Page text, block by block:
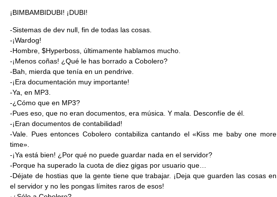
¡BIMBAMBIDUBI! ¡DUBI!
-Sistemas de dev null, fin de todas las cosas.
-¡Wardog!
-Hombre, $Hyperboss, últimamente hablamos mucho.
-¡Menos coñas! ¿Qué le has borrado a Cobolero?
-Bah, mierda que tenía en un pendrive.
-¡Era documentación muy importante!
-Ya, en MP3.
-¿Cómo que en MP3?
-Pues eso, que no eran documentos, era música. Y mala. Desconfíe de él.
-¡Eran documentos de contabilidad!
-Vale. Pues entonces Cobolero contabiliza cantando el «Kiss me baby one more
time».
-¡Ya está bien! ¿Por qué no puede guardar nada en el servidor?
-Porque ha superado la cuota de diez gigas por usuario que…
-Déjate de hostias que la gente tiene que trabajar. ¡Deja que guarden las cosas en
el servidor y no les pongas límites raros de esos!